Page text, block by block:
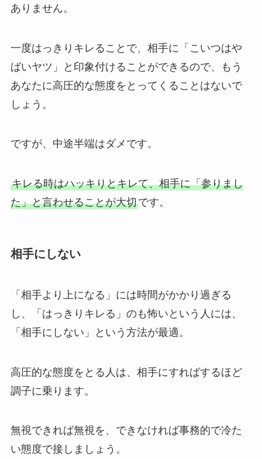
ありません。
一度はっきりキレることで、相手に「こいつはや
ばいヤツ」と印象付けることができるので、もう
あなたに高圧的な態度をとってくることはないで
しょう。
ですが、中途半端はダメです。
キレる時はハッキりとキレて、相手に「参りまし
た」と言わせることが大切です。
相手にしない
「相手より上になる」には時間がかかり過ぎる
し、「はっきりキレる」のも怖いという人には、
「相手にしない」という方法が最適。
高圧的な態度をとる人は、相手にすればするほど
調子に乗ります。
無視できれば無視を、できなければ事務的で冷た
い態度で接しましょう。